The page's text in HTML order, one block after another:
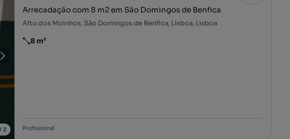
2
Arrecadação com 8 m2 em São Domingos de Benfica
Alto dos Moinhos, São Domingos de Benfica, Lisboa, Lisboa
Preço por metro quadrado
8 m²
Profissional